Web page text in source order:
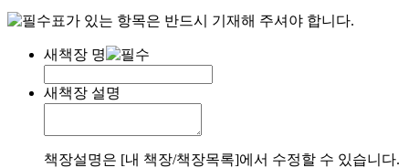
표가 있는 항목은 반드시 기재해 주셔야 합니다.
새책장 명
새책장 설명
책장설명은 [내 책장/책장목록]에서 수정할 수 있습니다.